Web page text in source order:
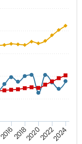
20162018202020222024